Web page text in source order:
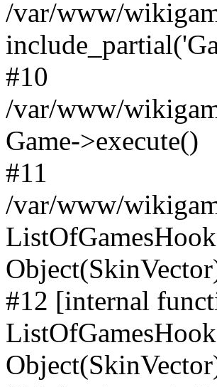
/var/www/
#10
/var/www/
Game->execute()
#11
/var/www/
#12 [internal